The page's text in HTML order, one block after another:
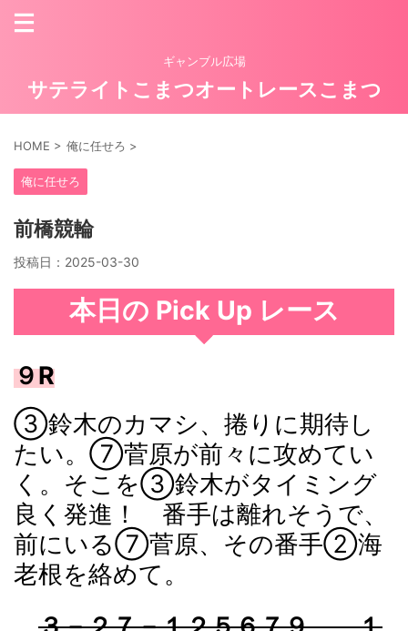
ギャンブル広場
サテライトこまつオートレースこまつ
HOME > 俺に任せろ >
俺に任せろ
前橋競輪
投稿日： 2025-03-30
本日の Pick Up レース
９R
③鈴木のカマシ、捲りに期待し
たい。⑦菅原が前々に攻めてい
く。そこを③鈴木がタイミング
良く発進！ 番手は離れそうで、
前にいる⑦菅原、その番手②海
老根を絡めて。